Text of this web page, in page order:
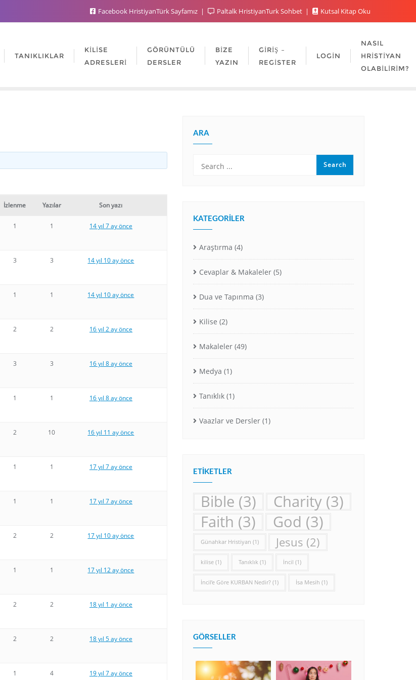
Facebook HristiyanTürk Sayfamız Paltalk HristiyanTurk Sohbet Kutsal Kitap Oku
TANIKLIKLAR
KILISE
ADRESLERI
GÖRÜNTÜLÜ
DERSLER
BIZE
YAZIN
GIRIŞ –
REGISTER
LOGIN
NASIL
HRISTIYAN
OLABILIRIM?
İzlenme Yazılar Son yazı
1 1 14 yıl 7 ay önce
3 3 14 yıl 10 ay önce
1 1 14 yıl 10 ay önce
2 2 16 yıl 2 ay önce
3 3 16 yıl 8 ay önce
1 1 16 yıl 8 ay önce
2 10 16 yıl 11 ay önce
1 1 17 yıl 7 ay önce
1 1 17 yıl 7 ay önce
2 2 17 yıl 10 ay önce
1 1 17 yıl 12 ay önce
2 2 18 yıl 1 ay önce
2 2 18 yıl 5 ay önce
1 4 19 yıl 7 ay önce
ARA
KATEGORILER
Araştırma (4)
Cevaplar & Makaleler (5)
Dua ve Tapınma (3)
Kilise (2)
Makaleler (49)
Medya (1)
Tanıklık (1)
Vaazlar ve Dersler (1)
ETIKETLER
Bible (3) Charity (3)
Faith (3) God (3)
Günahkar Hristiyan (1) Jesus (2)
kilise (1) Tanıklık (1) İncil (1)
İncil’e Göre KURBAN Nedir? (1) İsa Mesih (1)
GÖRSELLER